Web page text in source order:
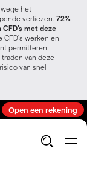
het
verliezen. 72%
met deze
CFD's werken en
permitteren.
van deze
van snel
Open een rekening